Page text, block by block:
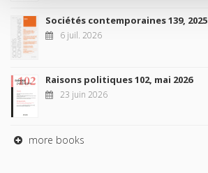
Sociétés contemporaines 139, 2025
6 juil. 2026
Raisons politiques 102, mai 2026
23 juin 2026
more books